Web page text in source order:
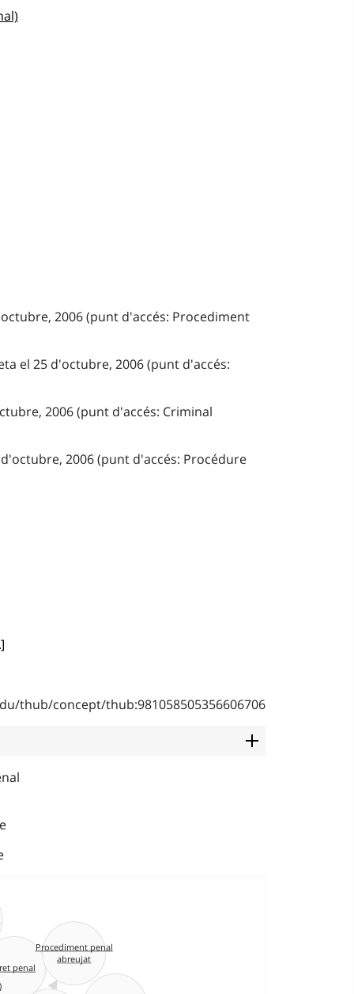
2006 (punt d'accés: Procediment
el 25 d'octubre, 2006 (punt d'accés:
2006 (punt d'accés: Criminal
2006 (punt d'accés: Procédure
thub/concept/thub:981058505356606706
Procediment penal
abreujat